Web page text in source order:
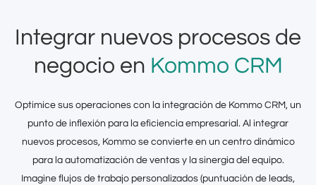
Integrar nuevos procesos de
negocio en Kommo CRM
Optimice sus operaciones con la integración de Kommo CRM, un
punto de inflexión para la eficiencia empresarial. Al integrar
nuevos procesos, Kommo se convierte en un centro dinámico
para la automatización de ventas y la sinergia del equipo.
Imagine flujos de trabajo personalizados (puntuación de leads,